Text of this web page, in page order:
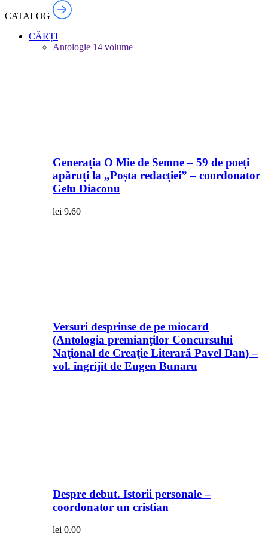
CATALOG
CĂRȚI
Antologie 14 volume
Generația O Mie de Semne – 59 de poeți
apăruți la „Poșta redacției” – coordonator
Gelu Diaconu
lei 9.60
Versuri desprinse de pe miocard
(Antologia premianţilor Concursului
Naţional de Creaţie Literară Pavel Dan) –
vol. îngrijit de Eugen Bunaru
Despre debut. Istorii personale –
coordonator un cristian
lei 0.00